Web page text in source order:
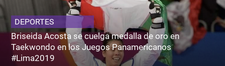
DEPORTES
Briseida Acosta se cuelga medalla de oro en
Taekwondo en los Juegos Panamericanos
#Lima2019